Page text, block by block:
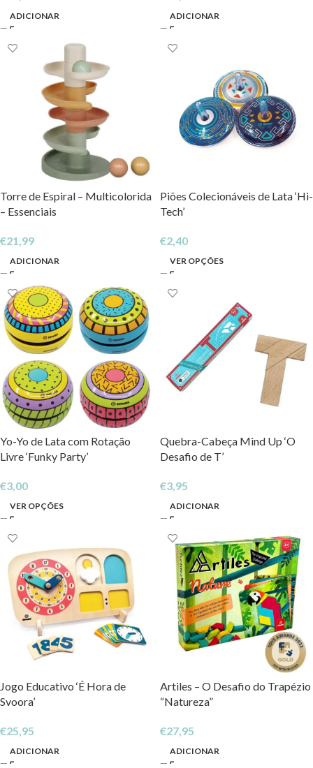
ADICIONAR ADICIONAR
Torre de Espiral – Multicolorida
– Essenciais
€21,99
ADICIONAR
Piões Colecionáveis de Lata ‘Hi-
Tech’
€2,40
VER OPÇÕES
Yo-Yo de Lata com Rotação
Livre ‘Funky Party’
€3,00
VER OPÇÕES
Quebra-Cabeça Mind Up ‘O
Desafio de T’
€3,95
ADICIONAR
Jogo Educativo ‘É Hora de
Svoora’
€25,95
ADICIONAR
Artiles – O Desafio do Trapézio
“Natureza”
€27,95
ADICIONAR